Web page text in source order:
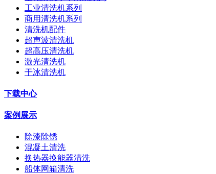
工业清洗机系列
商用清洗机系列
清洗机配件
超声波清洗机
超高压清洗机
激光清洗机
干冰清洗机
下载中心
案例展示
除漆除锈
混凝土清洗
换热器换能器清洗
船体网箱清洗